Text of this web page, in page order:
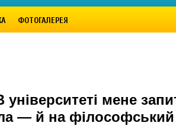
ФОТОГАЛЕРЕЯ
мене
— й на філософський